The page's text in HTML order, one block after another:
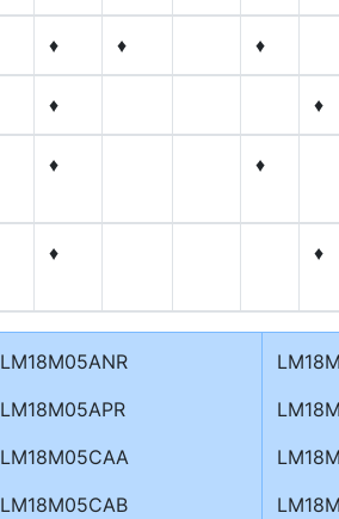
♦ ♦ ♦
♦ ♦
♦ ♦
♦ ♦
LM18M05ANR
LM18M05APR
LM18M05CAA
LM18M05CAB